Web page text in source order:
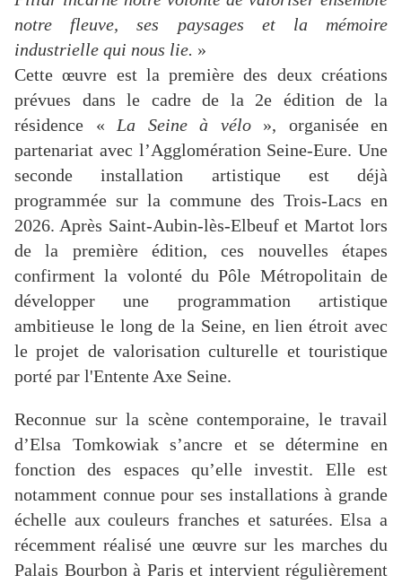
notre fleuve, ses paysages et la mémoire
industrielle qui nous lie. »
Cette œuvre est la première des deux créations
prévues dans le cadre de la 2e édition de la
résidence « La Seine à vélo», organisée en
partenariat avec l’Agglomération Seine-Eure. Une
seconde installation artistique est déjà
programmée sur la commune des Trois-Lacs en
2026. Après Saint-Aubin-lès-Elbeuf et Martot lors
de la première édition, ces nouvelles étapes
confirment la volonté du Pôle Métropolitain de
développer une programmation artistique
ambitieuse le long de la Seine, en lien étroit avec
le projet de valorisation culturelle et touristique
porté par l'Entente Axe Seine.
Reconnue sur la scène contemporaine, le travail
d’Elsa Tomkowiak s’ancre et se détermine en
fonction des espaces qu’elle investit. Elle est
notamment connue pour ses installations à grande
échelle aux couleurs franches et saturées. Elsa a
récemment réalisé une œuvre sur les marches du
Palais Bourbon à Paris et intervient régulièrement